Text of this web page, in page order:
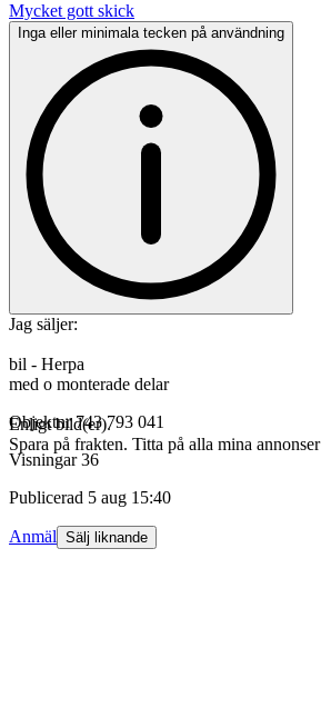
Mycket gott skick
Inga eller minimala tecken på användning
Jag säljer:
bil - Herpa
med o monterade delar
Enligt bild(er).
Spara på frakten. Titta på alla mina annonser
Objektnr 743 793 041
Visningar 36
Publicerad 5 aug 15:40
Anmäl Sälj liknande